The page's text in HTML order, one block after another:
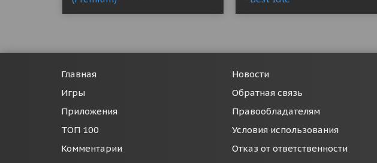
Главная
Игры
Приложения
ТОП 100
Комментарии
Новости
Обратная связь
Правообладателям
Условия использования
Отказ от ответственности